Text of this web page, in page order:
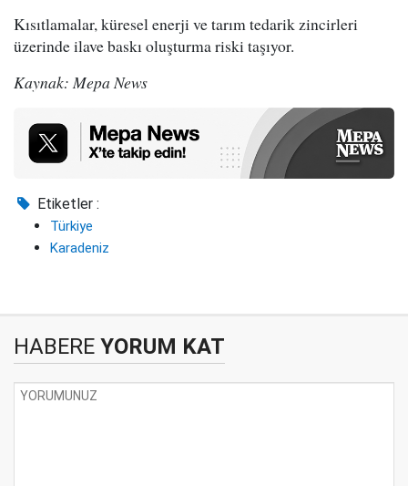
Kısıtlamalar, küresel enerji ve tarım tedarik zincirleri
üzerinde ilave baskı oluşturma riski taşıyor.
Kaynak: Mepa News
Etiketler :
Türkiye
Karadeniz
HABERE YORUM KAT